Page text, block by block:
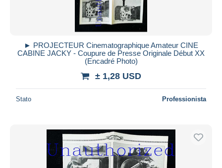
► PROJECTEUR Cinematographique Amateur CINE
CABINE JACKY - Coupure de Presse Originale Début XX
(Encadré Photo)
± 1,28 USD
Stato Professionista